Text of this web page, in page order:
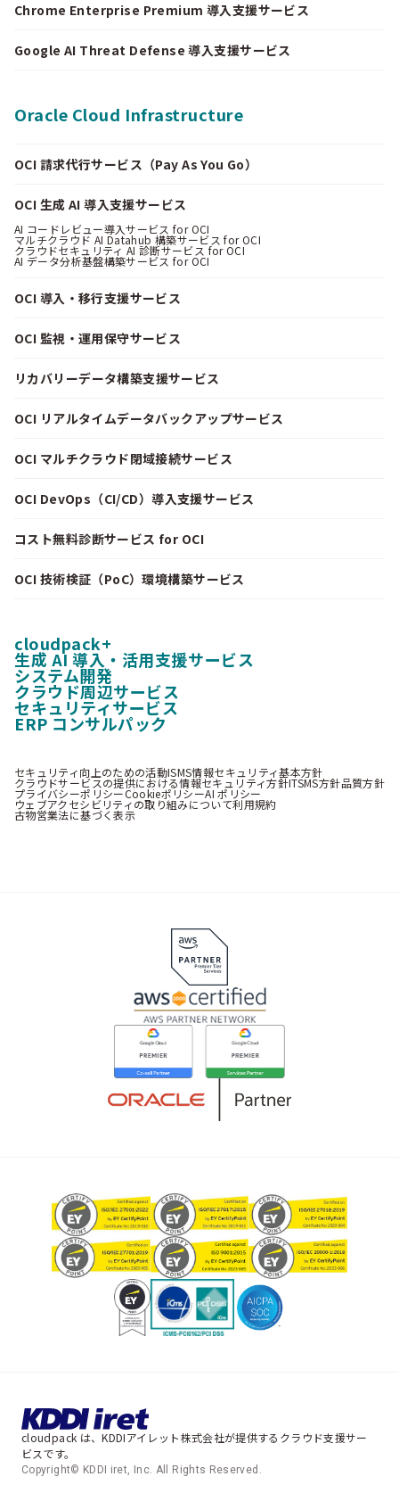
Chrome Enterprise Premium 導入支援サービス
Google AI Threat Defense 導入支援サービス
Oracle Cloud Infrastructure
OCI 請求代行サービス（Pay As You Go）
OCI 生成 AI 導入支援サービス
AI コードレビュー導入サービス for OCI
マルチクラウド AI Datahub 構築サービス for OCI
クラウドセキュリティ AI 診断サービス for OCI
AI データ分析基盤構築サービス for OCI
OCI 導入・移行支援サービス
OCI 監視・運用保守サービス
リカバリーデータ構築支援サービス
OCI リアルタイムデータバックアップサービス
OCI マルチクラウド閉域接続サービス
OCI DevOps（CI/CD）導入支援サービス
コスト無料診断サービス for OCI
OCI 技術検証（PoC）環境構築サービス
cloudpack+
生成 AI 導入・活用支援サービス
システム開発
クラウド周辺サービス
セキュリティサービス
ERP コンサルパック
セキュリティ向上のための活動ISMS情報セキュリティ基本方針
クラウドサービスの提供における情報セキュリティ方針ITSMS方針品質方針
プライバシーポリシーCookieポリシーAI ポリシー
ウェブアクセシビリティの取り組みについて利用規約
古物営業法に基づく表示
cloudpack は、KDDIアイレット株式会社が提供するクラウド支援サー
ビスです。
Copyright© KDDI iret, Inc. All Rights Reserved.